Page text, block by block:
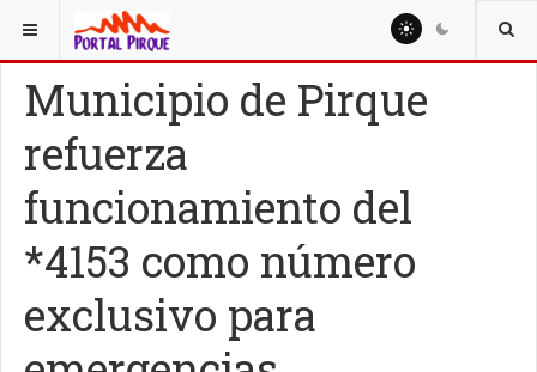
ESTÁ AQUÍ: NOTICIAS
Municipio de Pirque
refuerza
funcionamiento del
*4153 como número
exclusivo para